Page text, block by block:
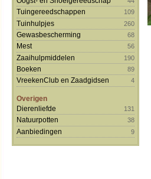
Tuingereedschappen 109
Tuinhulpjes 260
Gewasbescherming 68
Mest 56
Zaaihulpmiddelen 190
Boeken 89
VreekenClub en Zaadgidsen 4
Overigen
Dierenliefde
131
Natuurpotten 38
Aanbiedingen 9